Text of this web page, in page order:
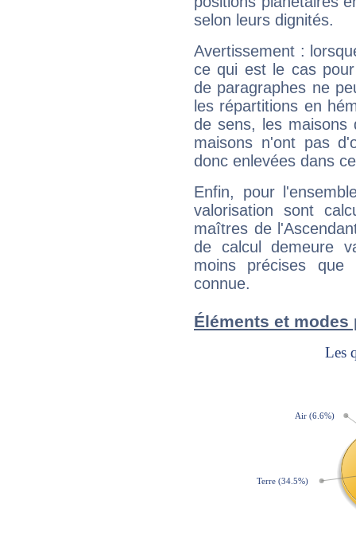
selon leurs dignités.
Avertissement :
ce qui est le cas
de paragraphes ne
les répartitions en
de sens, les maisons
maisons n'ont pas
donc enlevées dans
Enfin, pour
valorisation sont
maîtres de
de calcul demeure
moins précises que
connue.
Éléments et modes